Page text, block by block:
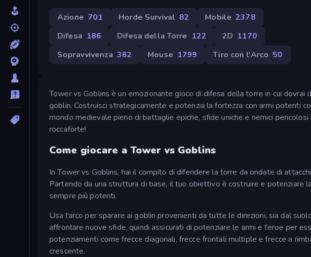
Azione 701 Horde Survival 82 Mobile 2378
Difesa 186 Difesa della Torre 122 2D 1170
Sopravvivenza 382 Mouse 1799 Tiro con l'Arco 50
Tower vs Goblins è un emozionante gioco di difesa della torre in cui dovrai
goblin. Costruisci strategicamente e potenzia la fortezza con armi potenti
mondo medievale pieno di battaglie epiche, sfide uniche e nemici
roccaforte!
Come giocare a Tower vs Goblins
In Tower vs Goblins, hai il compito di difendere la torre da ondate di
Partendo da una struttura di base, il tuo obiettivo è costruire e potenziare
sempre più potenti.
Usa l'arco per sparare ai goblin provenienti da tutte le direzioni, sia dal
affrontare nuove sfide, quindi assicurati di potenziare le armi e l'eroe per
potenziamenti come frecce diagonali, frecce frontali multiple e frecce a
crescente.